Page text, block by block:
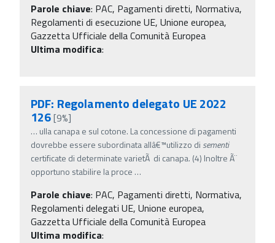
Parole chiave: PAC, Pagamenti diretti, Normativa,
Regolamenti di esecuzione UE, Unione europea,
Gazzetta Ufficiale della Comunità Europea
Ultima modifica:
PDF: Regolamento delegato UE 2022
126[9%]
… ulla canapa e sul cotone. La concessione di pagamenti
dovrebbe essere subordinata allâ€™utilizzo di sementi
certificate di determinate varietÃ di canapa. (4) Inoltre Ã¨
opportuno stabilire la proce …
Parole chiave: PAC, Pagamenti diretti, Normativa,
Regolamenti delegati UE, Unione europea,
Gazzetta Ufficiale della Comunità Europea
Ultima modifica: